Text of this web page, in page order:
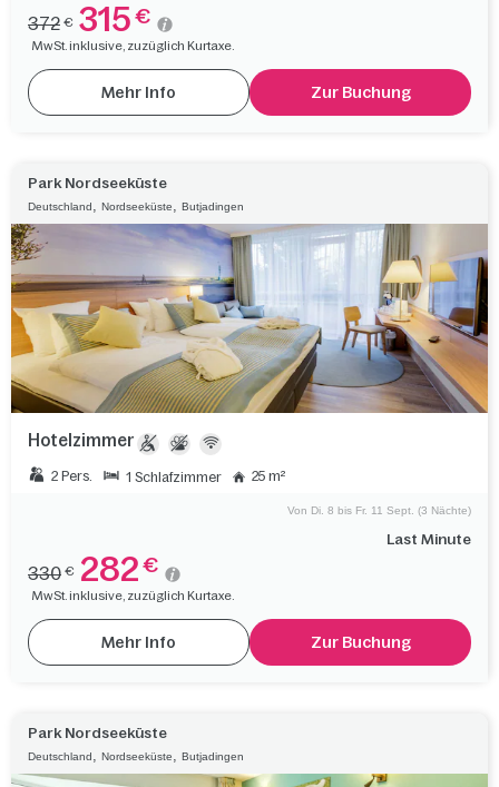
372 € 315 €
MwSt. inklusive, zuzüglich Kurtaxe.
Mehr Info Zur Buchung
Park Nordseeküste
Deutschland , Nordseeküste, Butjadingen
Hotelzimmer
2 Pers. 1 Schlafzimmer 25 m²
Last Minute
Von Di. 8 bis Fr. 11 Sept. (3 Nächte)
330 € 282 €
MwSt. inklusive, zuzüglich Kurtaxe.
Mehr Info Zur Buchung
Park Nordseeküste
Deutschland Nordseeküste Butjadingen